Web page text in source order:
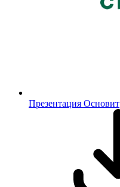
Презентация Основит